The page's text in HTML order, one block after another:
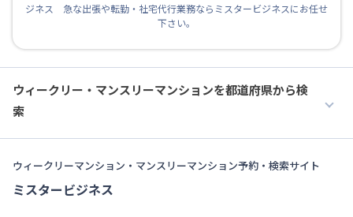
ジネス 急な出張や転勤・社宅代行業務ならミスタービジネスにお任せ
下さい。
ウィークリー・マンスリーマンションを都道府県から検
索
ウィークリーマンション・マンスリーマンション予約・検索サイト
ミスタービジネス